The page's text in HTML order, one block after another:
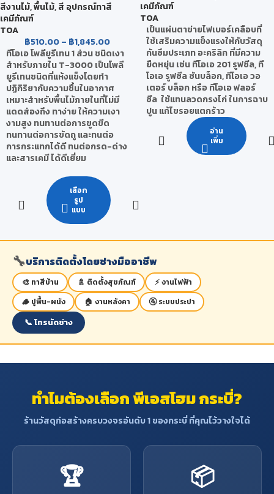
สีงานไม้,พื้นไม้,สี อุปกรณ์ทาสี
เคมีภัณฑ์
TOA
฿510.00 – ฿1,845.00
ทีโอเอ โพลียูรีเทน 1 ส่วน ชนิดเงา
สำหรับภายใน T-3000 เป็นโพลี
ยูรีเทนชนิดที่แห้งแข็งโดยทำ
ปฏิกิริยากับความชื้นในอากาศ
เหมาะสำหรับพื้นไม้ภายในที่ไม่มี
แดดส่องถึง ทาง่าย ให้ความเงา
งามสูง ทนทานต่อการขูดขีด
ทนทานต่อการขัดถู และทนต่อ
การกระแทกได้ดี ทนต่อกรด-ด่าง
และสารเคมี ได้ดีเยี่ยม
เลือก
รูป
แบบ
เคมีภัณฑ์
TOA
เป็นแผ่นตาข่ายไฟเบอร์เคลือบที่
ใช้เสริมความแข็งแรงให้กับวัสดุ
กันซึมประเภท อะคริลิก ที่มีความ
ยืดหยุ่น เช่น ทีโอเอ 201 รูฟซีล, ที
โอเอ รูฟซีล ซันบล็อก, ทีโอเอ วอ
เตอร์ บล็อก หรือ ทีโอเอ ฟลอร์
ซีล ใช้แทนลวดกรงไก่ ในการฉาบ
ปูน แก้ไขรอยแตกร้าว
อ่าน
เพิ่ม
🔧บริการติดตั้งโดยช่างมืออาชีพ
🎨 ทาสีบ้าน 🚿 ติดตั้งสุขภัณฑ์
⚡ งานไฟฟ้า
🪵 ปูพื้น-ผนัง
🏠 งานหลังคา 🚰 ระบบประปา
📞 โทรนัดช่าง
ทำไมต้องเลือก พีเอสโฮม กระบี่?
ร้านวัสดุก่อสร้างครบวงจรอันดับ 1 ของกระบี่ ที่คุณไว้วางใจได้
🏆 📦